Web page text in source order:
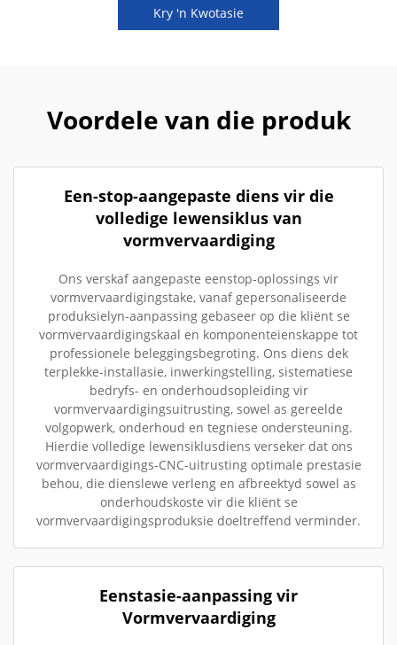
Kry 'n Kwotasie
Voordele van die produk
Een-stop-aangepaste diens vir die
volledige lewensiklus van
vormvervaardiging
Ons verskaf aangepaste eenstop-oplossings vir
vormvervaardigingstake, vanaf gepersonaliseerde
produksielyn-aanpassing gebaseer op die kliënt se
vormvervaardigingskaal en komponenteienskappe tot
professionele beleggingsbegroting. Ons diens dek
terplekke-installasie, inwerkingstelling, sistematiese
bedryfs- en onderhoudsopleiding vir
vormvervaardigingsuitrusting, sowel as gereelde
volgopwerk, onderhoud en tegniese ondersteuning.
Hierdie volledige lewensiklusdiens verseker dat ons
vormvervaardigings-CNC-uitrusting optimale prestasie
behou, die dienslewe verleng en afbreektyd sowel as
onderhoudskoste vir die kliënt se
vormvervaardigingsproduksie doeltreffend verminder.
Eenstasie-aanpassing vir
Vormvervaardiging